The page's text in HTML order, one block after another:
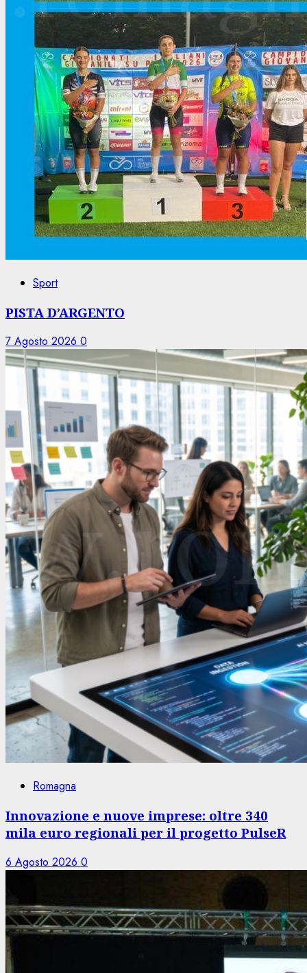
Sport
PISTA D’ARGENTO
7 Agosto 2026 0
Romagna
Innovazione e nuove imprese: oltre 340
mila euro regionali per il progetto PulseR
6 Agosto 2026 0